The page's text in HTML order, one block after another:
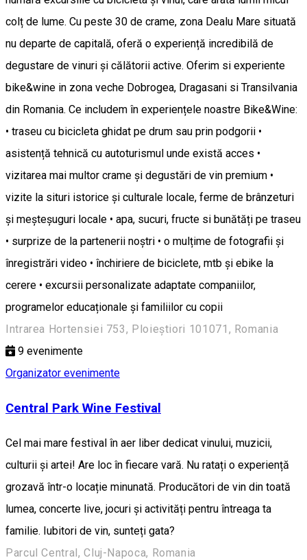
colț de lume. Cu peste 30 de crame, zona Dealu Mare situată
nu departe de capitală, oferă o experiență incredibilă de
degustare de vinuri și călătorii active. Oferim si experiente
bike&wine in zona veche Dobrogea, Dragasani si Transilvania
din Romania. Ce includem în experiențele noastre Bike&Wine:
• traseu cu bicicleta ghidat pe drum sau prin podgorii •
asistență tehnică cu autoturismul unde există acces •
vizitarea mai multor crame și degustări de vin premium •
vizite la situri istorice și culturale locale, ferme de brânzeturi
și meșteșuguri locale • apa, sucuri, fructe si bunătăți pe traseu
• surprize de la partenerii noștri • o mulțime de fotografii și
înregistrări video • închiriere de biciclete, mtb și ebike la
cerere • excursii personalizate adaptate companiilor,
programelor educaționale și familiilor cu copii
Intrarea Hortensiei 753, Ploieștiori 101071, Romania
9 evenimente
Organizator evenimente
Central Park Wine Festival
Cel mai mare festival în aer liber dedicat vinului, muzicii,
culturii și artei! Are loc în fiecare vară. Nu ratați o experiență
grozavă într-o locație minunată. Producători de vin din toată
lumea, concerte live, jocuri și activități pentru întreaga ta
familie. Iubitori de vin, sunteți gata?
Parcul Central, Cluj-Napoca, Romania